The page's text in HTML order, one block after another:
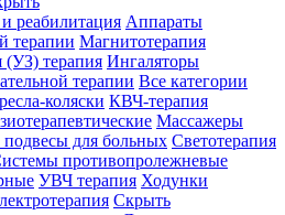
реабилитация Аппараты
терапии Магнитотерапия
(УЗ) терапия Ингаляторы
терапии Все категории
коляски КВЧ-терапия
Массажеры
для больных Светотерапия
противопролежневые
УВЧ терапия Ходунки
Скрыть